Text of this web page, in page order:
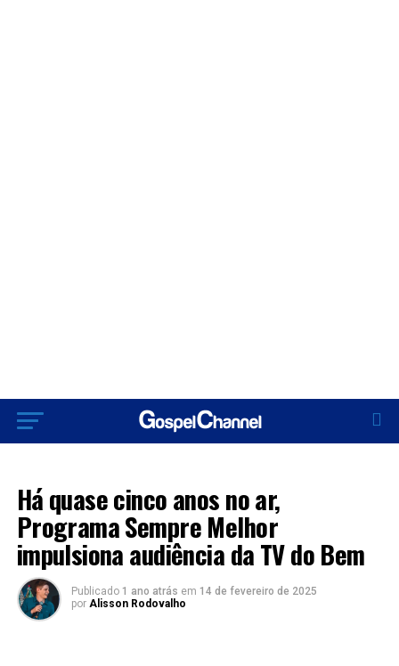
Há quase cinco anos no ar,
Programa Sempre Melhor
impulsiona audiência da TV do Bem
Publicado 1 ano atrás em 14 de fevereiro de 2025
por Alisson Rodovalho